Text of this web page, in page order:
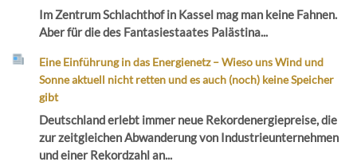
Im Zentrum Schlachthof in Kassel mag man keine Fahnen.
Aber für die des Fantasiestaates Palästina...
Eine Einführung in das Energienetz – Wieso uns Wind und
Sonne aktuell nicht retten und es auch (noch) keine Speicher
gibt
Deutschland erlebt immer neue Rekordenergiepreise, die
zur zeitgleichen Abwanderung von Industrieunternehmen
und einer Rekordzahl an...